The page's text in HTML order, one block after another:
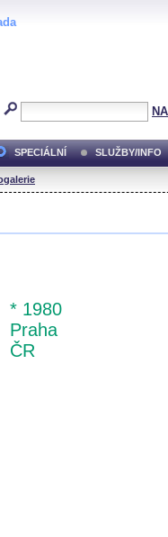
SPECIÁLNÍ SLUŽBY/INFO
* 1980
Praha
ČR